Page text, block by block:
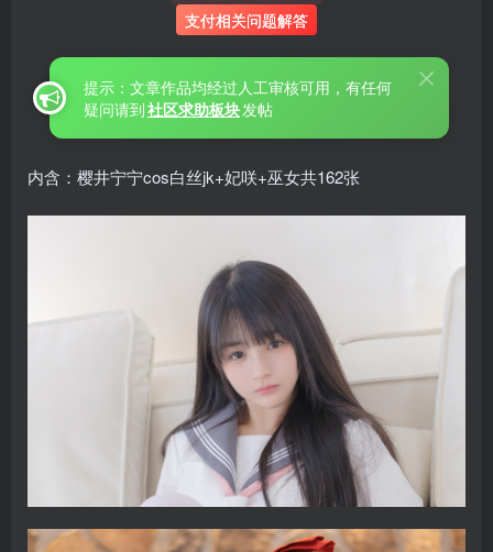
支付相关问题解答
提示：文章作品均经过人工审核可用，有任何
疑问请到社区求助板块发帖
内含：樱井宁宁cos白丝jk+妃咲+巫女共162张